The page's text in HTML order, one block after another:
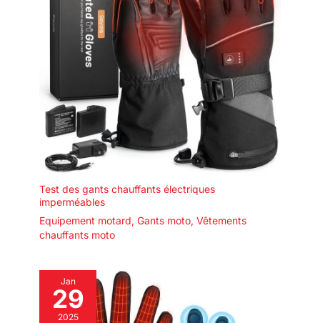
Test des gants chauffants électriques
imperméables
Equipement motard, Gants moto, Vêtements
chauffants moto
Jan
29
2025